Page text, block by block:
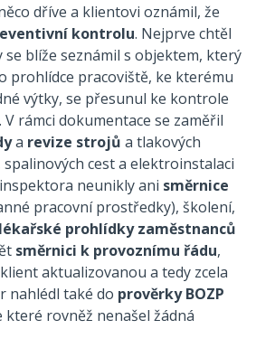
dříve a klientovi oznámil, že
kontrolu. Nejprve chtěl
se blíže seznámil s objektem, který
prohlídce pracoviště, ke kterému
výtky, se přesunul ke kontrole
rámci dokumentace se zaměřil
a revize strojů a tlakových
cest a elektroinstalaci
neunikly ani směrnice
pracovní prostředky), školení,
lékařské prohlídky zaměstnanců
směrnici k provoznímu řádu,
aktualizovanou a tedy zcela
nahlédl také do prověrky BOZP
které rovněž nenašel žádná